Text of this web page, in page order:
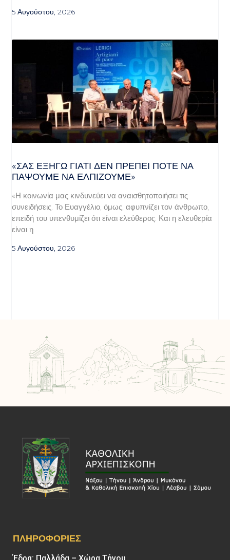
5 Αυγούστου, 2026
«ΣΑΣ ΕΞΗΓΏ ΓΙΑΤΊ ΔΕΝ ΠΡΈΠΕΙ ΠΟΤΈ ΝΑ
ΠΆΨΟΥΜΕ ΝΑ ΕΛΠΊΖΟΥΜΕ»
«Η κοινωνία μας κινδυνεύει να αναισθητοποιήσει τις
συνειδήσεις. Το Ευαγγέλιο, όμως, αφυπνίζει τον άνθρωπο,
επειδή του υπενθυμίζει ότι είναι ελεύθερος. Και η ελευθερία
είναι η
5 Αυγούστου, 2026
ΠΛΗΡΟΦΟΡΊΕΣ